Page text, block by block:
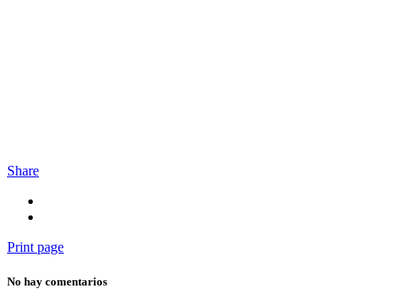
Share
Print page
No hay comentarios